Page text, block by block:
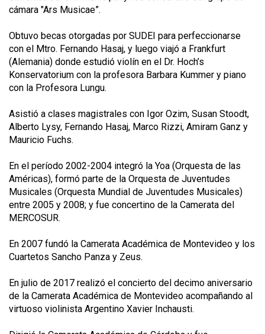
cámara "Ars Musicae”.
Obtuvo becas otorgadas por SUDEI para perfeccionarse
con el Mtro. Fernando Hasaj, y luego viajó a Frankfurt
(Alemania) donde estudió violín en el Dr. Hoch’s
Konservatorium con la profesora Barbara Kummer y piano
con la Profesora Lungu.
Asistió a clases magistrales con Igor Ozim, Susan Stoodt,
Alberto Lysy, Fernando Hasaj, Marco Rizzi, Amiram Ganz y
Mauricio Fuchs.
En el período 2002-2004 integró la Yoa (Orquesta de las
Américas), formó parte de la Orquesta de Juventudes
Musicales (Orquesta Mundial de Juventudes Musicales)
entre 2005 y 2008; y fue concertino de la Camerata del
MERCOSUR.
En 2007 fundó la Camerata Académica de Montevideo y los
Cuartetos Sancho Panza y Zeus.
En julio de 2017 realizó el concierto del decimo aniversario
de la Camerata Académica de Montevideo acompañando al
virtuoso violinista Argentino Xavier Inchausti.